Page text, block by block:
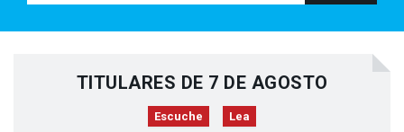
TITULARES DE 7 DE AGOSTO
Escuche Lea